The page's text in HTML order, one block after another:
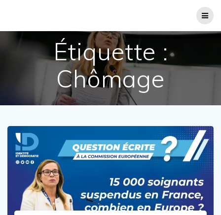
Étiquette :
Chômage